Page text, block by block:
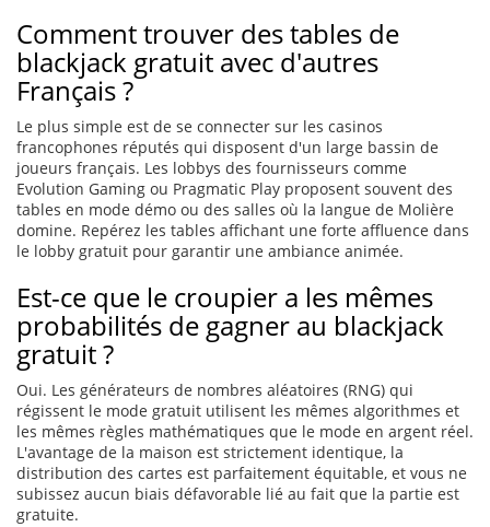
Comment trouver des tables de
blackjack gratuit avec d'autres
Français ?
Le plus simple est de se connecter sur les casinos
francophones réputés qui disposent d'un large bassin de
joueurs français. Les lobbys des fournisseurs comme
Evolution Gaming ou Pragmatic Play proposent souvent des
tables en mode démo ou des salles où la langue de Molière
domine. Repérez les tables affichant une forte affluence dans
le lobby gratuit pour garantir une ambiance animée.
Est-ce que le croupier a les mêmes
probabilités de gagner au blackjack
gratuit ?
Oui. Les générateurs de nombres aléatoires (RNG) qui
régissent le mode gratuit utilisent les mêmes algorithmes et
les mêmes règles mathématiques que le mode en argent réel.
L'avantage de la maison est strictement identique, la
distribution des cartes est parfaitement équitable, et vous ne
subissez aucun biais défavorable lié au fait que la partie est
gratuite.